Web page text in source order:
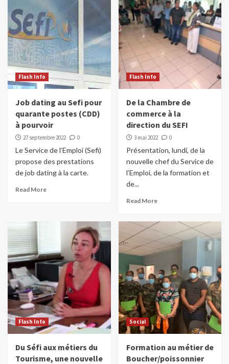
Flash Info
Job dating au Sefi pour
quarante postes (CDD)
à pourvoir
27 septembre 2022 0
Le Service de l’Emploi (Sefi)
propose des prestations
de job dating à la carte.
Read More
Flash Info
De la Chambre de
commerce à la
direction du SEFI
3 mai 2022 0
Présentation, lundi, de la
nouvelle chef du Service de
l’Emploi, de la formation et
de...
Read More
Flash Info
Du Séfi aux métiers du
Tourisme, une nouvelle
Social
Formation au métier de
Boucher/poissonnier